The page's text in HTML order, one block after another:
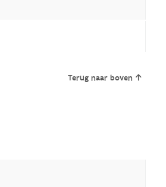
Terug naar boven